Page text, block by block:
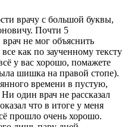
врачу с большой буквы,
Почти 5
не мог объяснить
как по заученному тексту
у вас хорошо, помажете
шишка на правой стопе).
времени в пустую,
один врач не рассказал
что в итоге у меня
прошло очень хорошо.